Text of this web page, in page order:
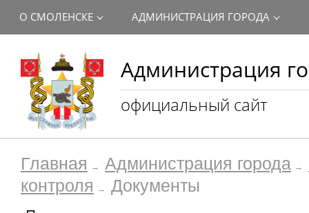
Администрация
официальный сайт
О СМОЛЕНСКЕ АДМИНИСТРАЦИЯ ГОРОДА
Главная Администрация города
контроля
Документы